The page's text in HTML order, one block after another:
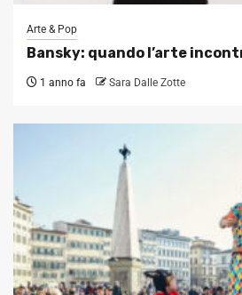
Arte & Pop
Bansky: quando l’arte
1 anno fa Sara Dalle Zotte